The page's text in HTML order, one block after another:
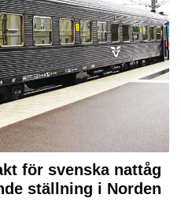
för svenska nattåg
ställning i Norden